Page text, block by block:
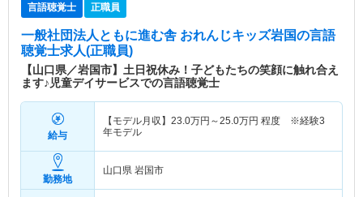
言語聴覚士 正職員
一般社団法人ともに進む舎 おれんじキッズ岩国の言語
聴覚士求人(正職員)
【山口県／岩国市】土日祝休み！子どもたちの笑顔に触れ合え
ます♪児童デイサービスでの言語聴覚士
給与
【モデル月収】 23.0万円～25.0万円 程度 ※経験3
年モデル
勤務地
山口県 岩国市